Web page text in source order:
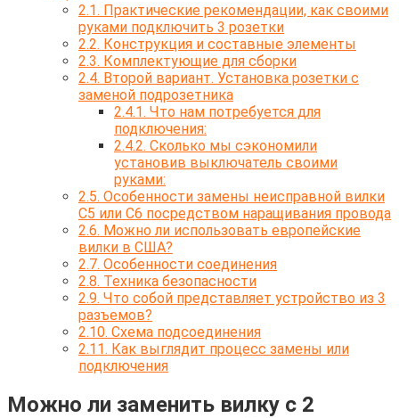
2.1. Практические рекомендации, как своими
руками подключить 3 розетки
2.2. Конструкция и составные элементы
2.3. Комплектующие для сборки
2.4. Второй вариант. Установка розетки с
заменой подрозетника
2.4.1. Что нам потребуется для
подключения:
2.4.2. Сколько мы сэкономили
установив выключатель своими
руками:
2.5. Особенности замены неисправной вилки
С5 или С6 посредством наращивания провода
2.6. Можно ли использовать европейские
вилки в США?
2.7. Особенности соединения
2.8. Техника безопасности
2.9. Что собой представляет устройство из 3
разъемов?
2.10. Схема подсоединения
2.11. Как выглядит процесс замены или
подключения
Можно ли заменить вилку с 2